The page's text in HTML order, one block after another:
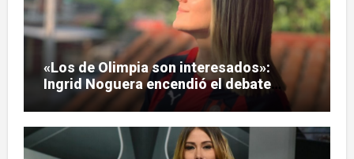
«Los de Olimpia son interesados»:
Ingrid Noguera encendió el debate
sobre las hinchadas